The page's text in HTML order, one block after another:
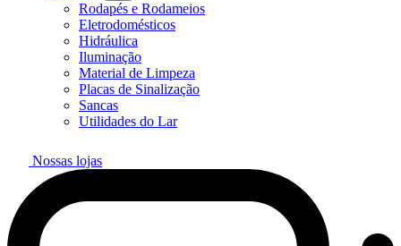
Rodapés e Rodameios
Eletrodomésticos
Hidráulica
Iluminação
Material de Limpeza
Placas de Sinalização
Sancas
Utilidades do Lar
Nossas lojas